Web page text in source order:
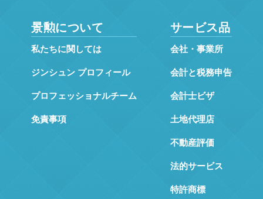
景勲について
私たちに関しては
ジンシュン プロフィール
プロフェッショナルチーム
免責事項
サービス品
会社・事業所
会計と税務申告
会計士ビザ
土地代理店
不動産評価
法的サービス
特許商標